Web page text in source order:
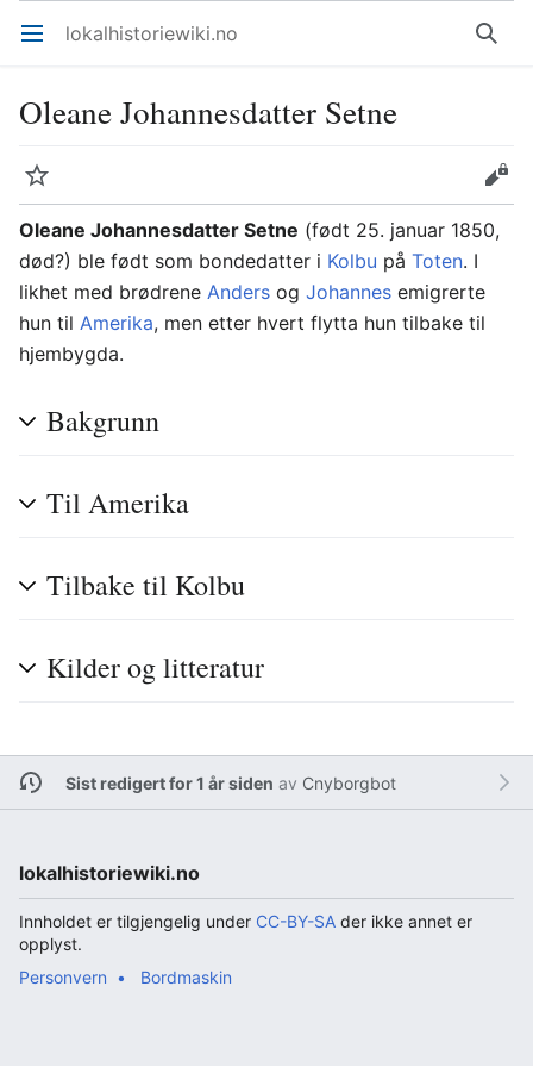
Åpne hovedmenyen lokalhistoriewiki.no Søk
Oleane Johannesdatter Setne
Overvåk
Rediger
Oleane Johannesdatter Setne (født 25. januar 1850,
død?) ble født som bondedatter i Kolbu på Toten. I
likhet med brødrene Anders og Johannes emigrerte
hun til Amerika, men etter hvert flytta hun tilbake til
hjembygda.
Bakgrunn
Til Amerika
Tilbake til Kolbu
Kilder og litteratur
Sist redigert for 1 år siden av Cnyborgbot
lokalhistoriewiki.no
Innholdet er tilgjengelig under CC-BY-SA der ikke annet er
opplyst.
Personvern
Bordmaskin